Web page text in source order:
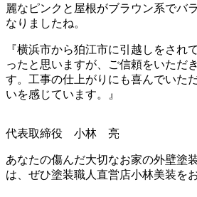
麗なピンクと屋根がブラウン系でバ
なりましたね。
『横浜市から狛江市に引越しをされ
ったと思いますが、ご信頼をいただ
す。工事の仕上がりにも喜んでいた
いを感じています。』
代表取締役 小林 亮
あなたの傷んだ大切なお家の外壁塗
は、ぜひ塗装職人直営店小林美装を